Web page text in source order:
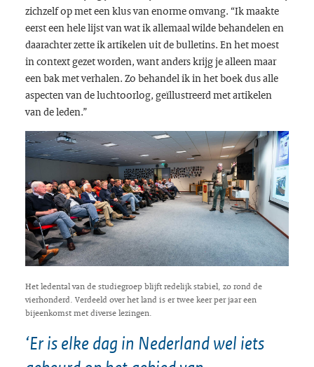
zichzelf op met een klus van enorme omvang. “Ik maakte
eerst een hele lijst van wat ik allemaal wilde behandelen en
daarachter zette ik artikelen uit de bulletins. En het moest
in context gezet worden, want anders krijg je alleen maar
een bak met verhalen. Zo behandel ik in het boek dus alle
aspecten van de luchtoorlog, geïllustreerd met artikelen
van de leden.”
Het ledental van de studiegroep blijft redelijk stabiel, zo rond de
vierhonderd. Verdeeld over het land is er twee keer per jaar een
bijeenkomst met diverse lezingen.
‘Er is elke dag in Nederland wel iets